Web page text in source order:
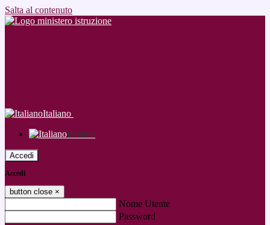
Salta al contenuto
Italiano
Italiano
Accedi
Accedi
button close ×
Nome Utente
Password